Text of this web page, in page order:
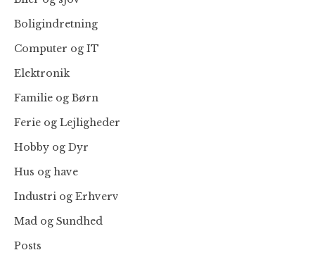
Boligindretning
Computer og IT
Elektronik
Familie og Børn
Ferie og Lejligheder
Hobby og Dyr
Hus og have
Industri og Erhverv
Mad og Sundhed
Posts